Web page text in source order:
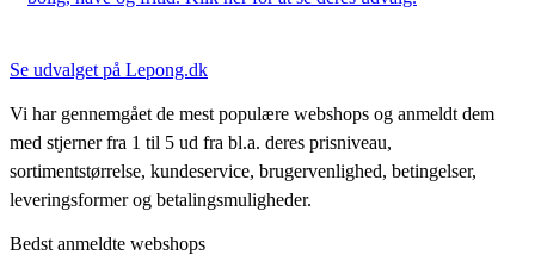
Se udvalget på Lepong.dk
Vi har gennemgået de mest populære webshops og anmeldt dem
med stjerner fra 1 til 5 ud fra bl.a. deres prisniveau,
sortimentstørrelse, kundeservice, brugervenlighed, betingelser,
leveringsformer og betalingsmuligheder.
Bedst anmeldte webshops